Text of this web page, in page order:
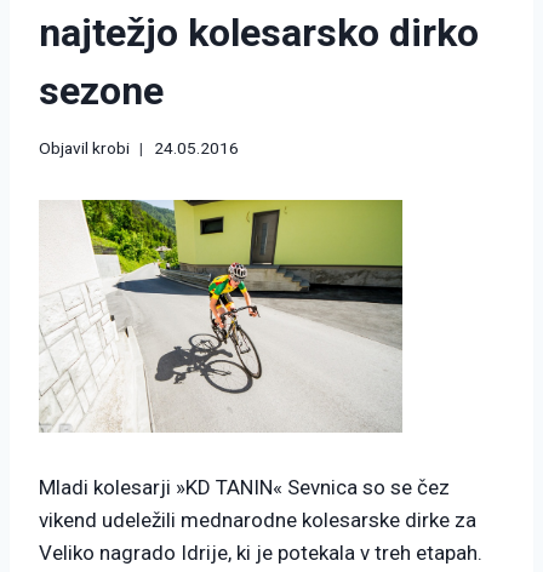
najtežjo kolesarsko dirko
sezone
Objavil krobi 24.05.2016
Mladi kolesarji »KD TANIN« Sevnica so se čez
vikend udeležili mednarodne kolesarske dirke za
Veliko nagrado Idrije, ki je potekala v treh etapah.